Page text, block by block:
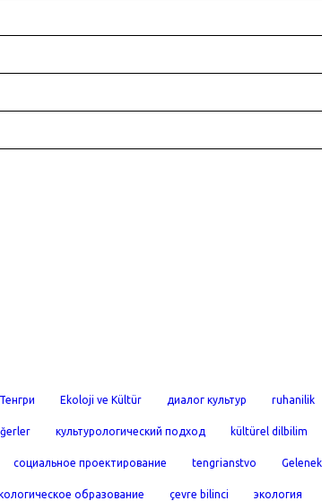
Тенгри Ekoloji ve Kültür диалог культур ruhanilik
культурологический подход kültürel dilbilim
социальное проектирование tengrianstvo
образование çevre bilinci экология